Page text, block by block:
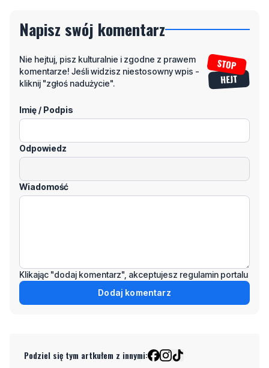
komentarze! Jeśli widzisz niestosowny wpis -
kliknij "zgłoś nadużycie".
Imię / Podpis
Odpowiedz
Wiadomość